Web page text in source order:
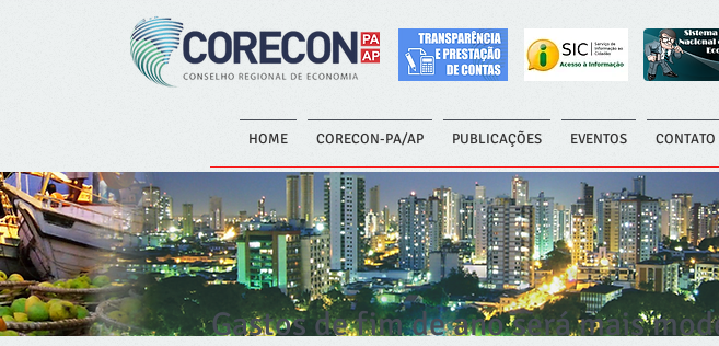
HOME CORECON-PA/AP PUBLICAÇÕES EVENTOS CONTATO
Gastos de fim de ano será mais